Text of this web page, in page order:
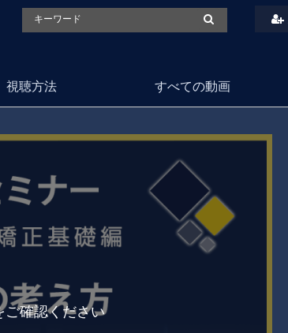
視聴方法 すべての動画
ご確認ください